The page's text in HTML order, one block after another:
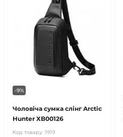
-9%
Чоловіча сумка слінг Arctic
Hunter XB00126
Код товару: 1919